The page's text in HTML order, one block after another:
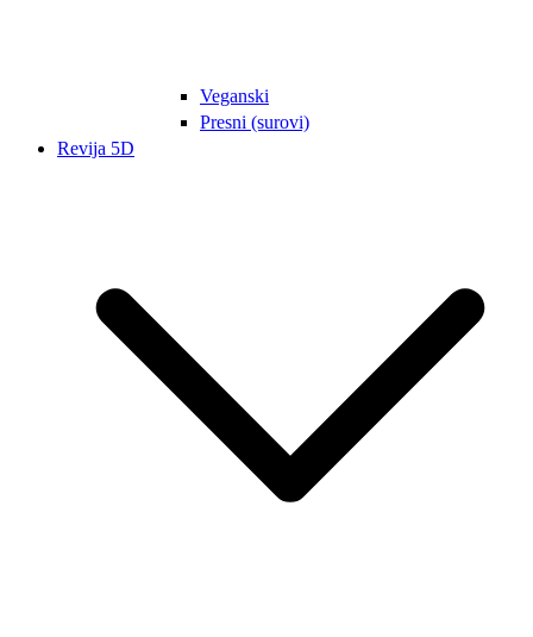
Veganski
Presni (surovi)
Revija 5D